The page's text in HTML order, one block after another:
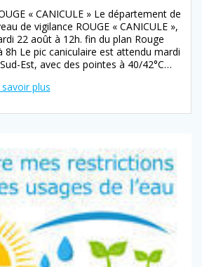
« CANICULE » Le département de
de vigilance ROUGE « CANICULE »,
22 août à 12h. fin du plan Rouge
8h Le pic caniculaire est attendu mardi
Est, avec des pointes à 40/42°C…